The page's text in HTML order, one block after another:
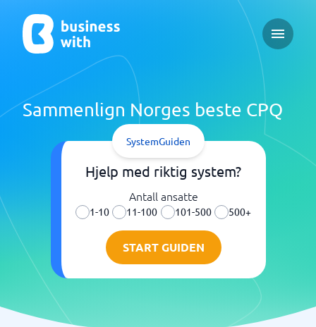
Open
Sammenlign Norges beste CPQ
Hjelp med riktig system?
Antall ansatte
1-10 11-100 101-500 500+
START GUIDEN
SystemGuiden